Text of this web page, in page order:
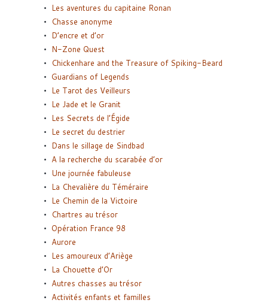
Les aventures du capitaine Ronan
Chasse anonyme
D’encre et d’or
N-Zone Quest
Chickenhare and the Treasure of Spiking-Beard
Guardians of Legends
Le Tarot des Veilleurs
Le Jade et le Granit
Les Secrets de l’Égide
Le secret du destrier
Dans le sillage de Sindbad
A la recherche du scarabée d’or
Une journée fabuleuse
La Chevalière du Téméraire
Le Chemin de la Victoire
Chartres au trésor
Opération France 98
Aurore
Les amoureux d’Ariège
La Chouette d’Or
Autres chasses au trésor
Activités enfants et familles